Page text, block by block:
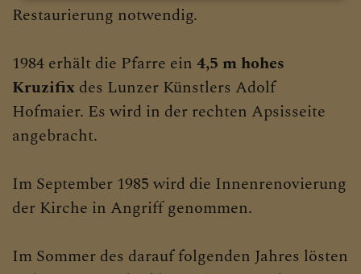
Restaurierung notwendig.
1984 erhält die Pfarre ein 4,5 m hohes
Kruzifix des Lunzer Künstlers Adolf
Hofmaier. Es wird in der rechten Apsisseite
angebracht.
Im September 1985 wird die Innenrenovierung
der Kirche in Angriff genommen.
Im Sommer des darauf folgenden Jahres lösten